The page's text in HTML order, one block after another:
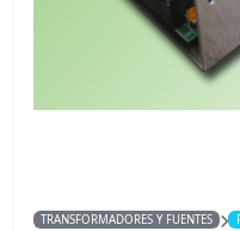
TRANSFORMADORES Y FUENTES